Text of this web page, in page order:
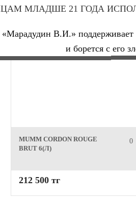
0
MUMM CORDON ROUGE
BRUT 6(Л)
212 500 тг
МЛАДШЕ 21 ГОДА
В.И.» поддерживает
и борется с его